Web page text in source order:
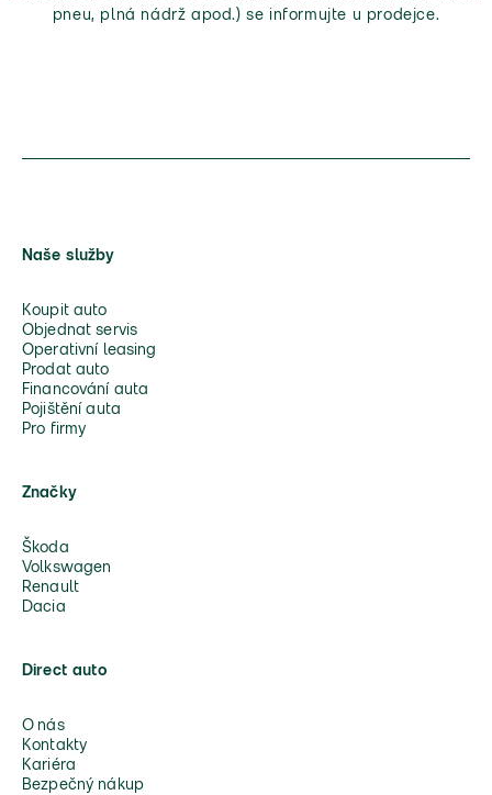
pneu, plná nádrž apod.) se informujte u prodejce.
Naše služby
Koupit auto
Objednat servis
Operativní leasing
Prodat auto
Financování auta
Pojištění auta
Pro firmy
Značky
Škoda
Volkswagen
Renault
Dacia
Direct auto
O nás
Kontakty
Kariéra
Bezpečný nákup